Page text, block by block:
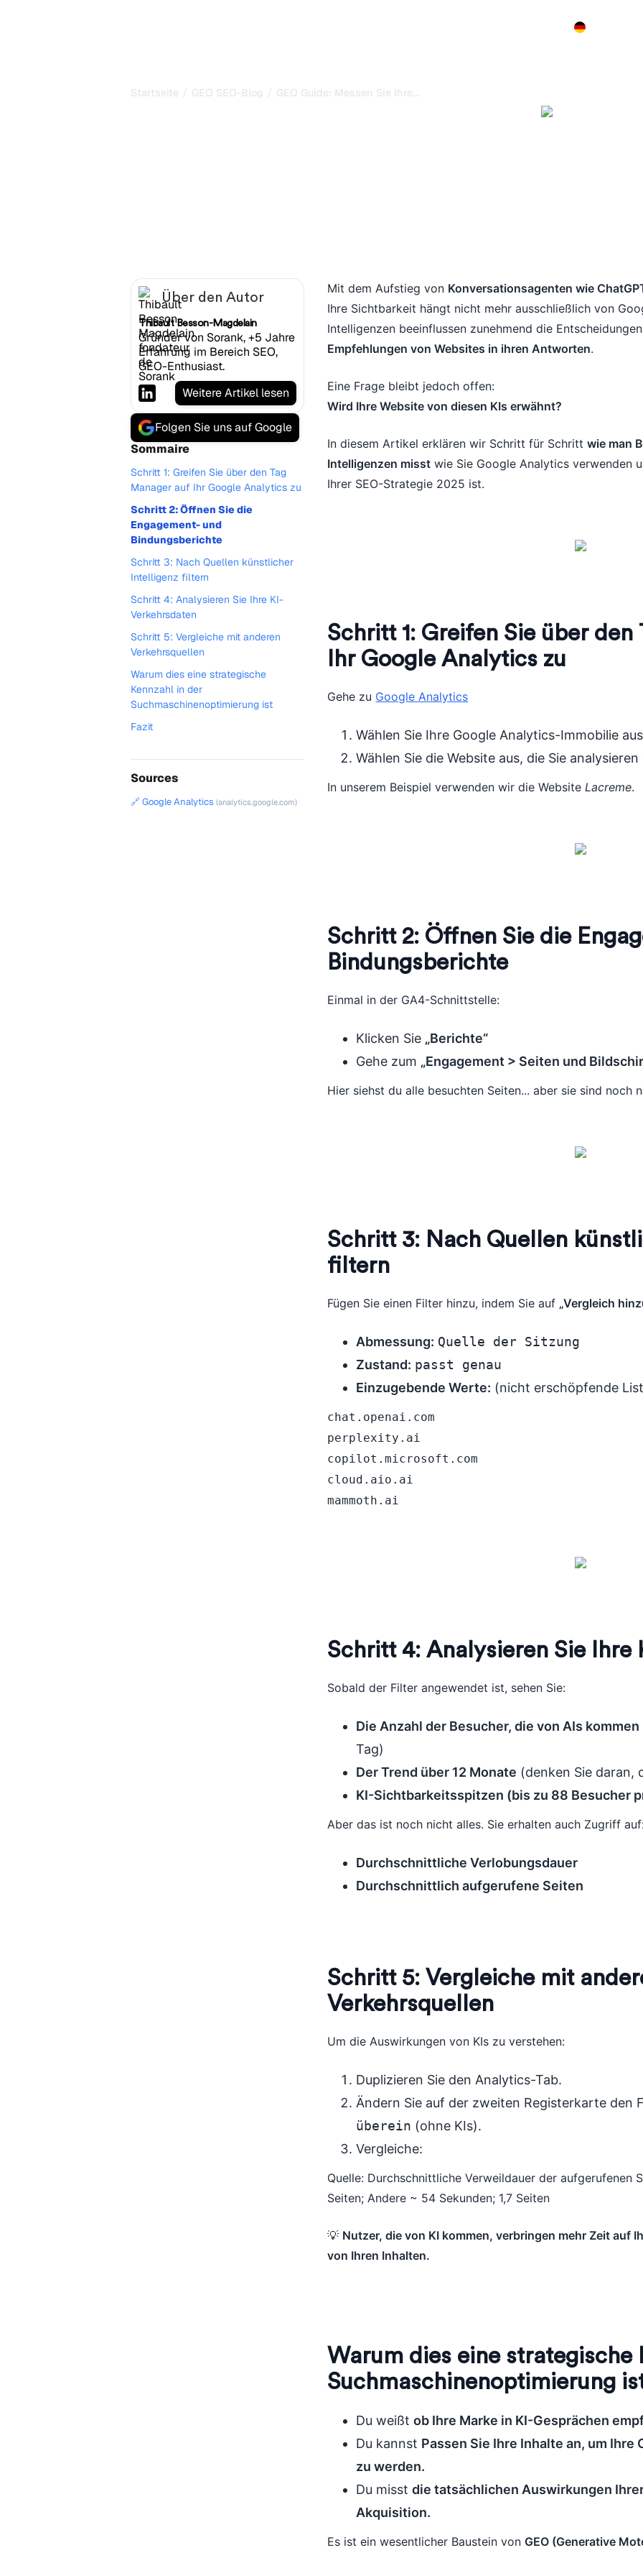
Startseite / GEO SEO-Blog / GEO Guide: Messen Sie Ihre KI-Zitate mit Google Analytics
...
Über den Autor
Thibault Besson-Magdelain
Gründer von Sorank, +5 Jahre
Erfahrung im Bereich SEO,
GEO-Enthusiast.
Weitere Artikel lesen
Folgen Sie uns auf Google
Sommaire
Schritt 1: Greifen Sie über den Tag
Manager auf Ihr Google Analytics zu
Schritt 2: Öffnen Sie die
Engagement- und
Bindungsberichte
Schritt 3: Nach Quellen künstlicher
Intelligenz filtern
Schritt 4: Analysieren Sie Ihre KI-
Verkehrsdaten
Schritt 5: Vergleiche mit anderen
Verkehrsquellen
Warum dies eine strategische
Kennzahl in der
Suchmaschinenoptimierung ist
Fazit
Sources
🔗 Google Analytics (analytics.google.com)
Mit dem Aufstieg von Konversationsagenten wie
Ihre Sichtbarkeit hängt nicht mehr ausschließlich von
Intelligenzen beeinflussen zunehmend die
Empfehlungen von Websites in ihren Antworten.
Eine Frage bleibt jedoch offen:
Wird Ihre Website von diesen KIs erwähnt?
In diesem Artikel erklären wir Schritt für Schrittwie man
Intelligenzen misst wie Sie Google Analytics verwenden
Ihrer SEO-Strategie 2025 ist.
Schritt 1: Greifen Sie über den
Ihr Google Analytics zu
Gehe zu Google Analytics
Wählen Sie Ihre Google Analytics-Immobilie
Wählen Sie die Website aus, die Sie
In unserem Beispiel verwenden wir die WebsiteLacreme.
Schritt 2: Öffnen Sie die
Bindungsberichte
Einmal in der GA4-Schnittstelle:
Klicken Sie „Berichte“
Gehe zum „Engagement > Seiten und
Hier siehst du alle besuchten Seiten... aber sie sind noch
Schritt 3: Nach Quellen
filtern
Fügen Sie einen Filter hinzu, indem Sie auf „Vergleich
Abmessung: Quelle der Sitzung
Zustand: passt genau
Einzugebende Werte: (nicht erschöpfende
chat.openai.com
perplexity.ai
copilot.microsoft.com
cloud.aio.ai
mammoth.ai
Schritt 4: Analysieren Sie Ihre
Sobald der Filter angewendet ist, sehen Sie:
Die Anzahl der Besucher, die von AIs kommen
Tag)
Der Trend über 12 Monate (denken Sie daran,
KI-Sichtbarkeitsspitzen (bis zu 88 Besucher
Aber das ist noch nicht alles. Sie erhalten auch Zugriff
Durchschnittliche Verlobungsdauer
Durchschnittlich aufgerufene Seiten
Schritt 5: Vergleiche mit
Verkehrsquellen
Um die Auswirkungen von KIs zu verstehen:
Duplizieren Sie den Analytics-Tab.
Ändern Sie auf der zweiten Registerkarte den
überein (ohne KIs).
Vergleiche:
Quelle: Durchschnittliche Verweildauer der aufgerufenen
Seiten; Andere ~ 54 Sekunden; 1,7 Seiten
💡 Nutzer, die von KI kommen, verbringen mehr Zeit auf
von Ihren Inhalten.
Warum dies eine strategische
Suchmaschinenoptimierung
Du weißtob Ihre Marke in KI-Gesprächen
Du kannst Passen Sie Ihre Inhalte an, um
zu werden.
Du misstdie tatsächlichen Auswirkungen
Akquisition.
Es ist ein wesentlicher Baustein von GEO (Generative